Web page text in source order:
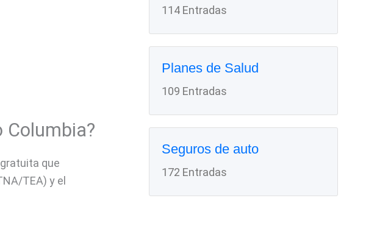
Columbia?
que
TEA) y el
114 Entradas
Planes de Salud
109 Entradas
Seguros de auto
172 Entradas